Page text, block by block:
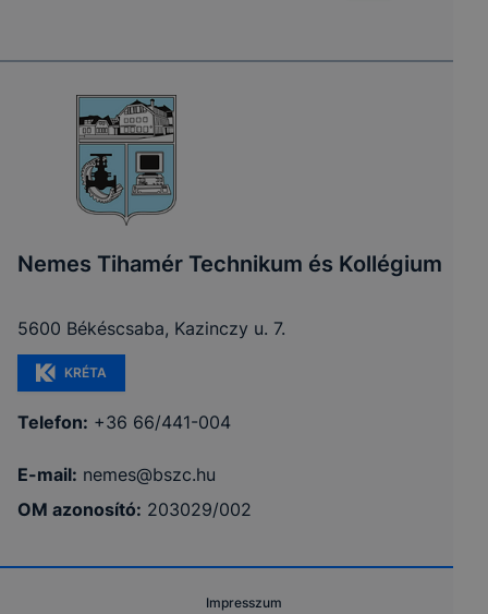
Nemes Tihamér Technikum és Kollégium
5600 Békéscsaba, Kazinczy u. 7.
KRÉTA
Telefon: +36 66/441-004
E-mail: nemes@bszc.hu
OM azonosító: 203029/002
Impresszum